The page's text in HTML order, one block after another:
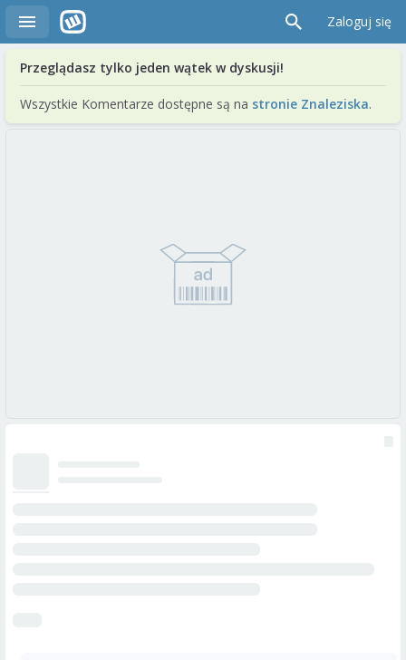
Zaloguj się
Przeglądasz tylko jeden wątek w dyskusji!
Wszystkie Komentarze dostępne są na stronie Znaleziska.